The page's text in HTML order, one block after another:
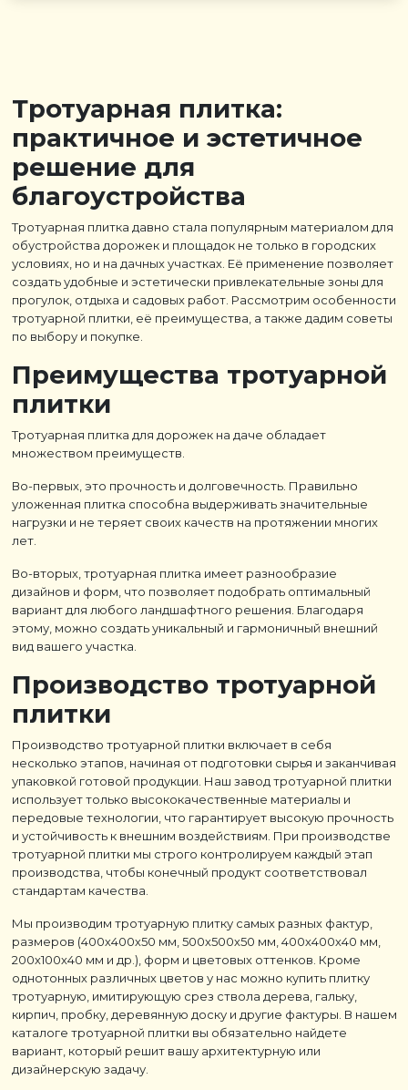
Тротуарная плитка:
практичное и эстетичное
решение для
благоустройства
Тротуарная плитка давно стала популярным материалом для
обустройства дорожек и площадок не только в городских
условиях, но и на дачных участках. Её применение позволяет
создать удобные и эстетически привлекательные зоны для
прогулок, отдыха и садовых работ. Рассмотрим особенности
тротуарной плитки, её преимущества, а также дадим советы
по выбору и покупке.
Преимущества тротуарной
плитки
Тротуарная плитка для дорожек на даче обладает
множеством преимуществ.
Во-первых, это прочность и долговечность. Правильно
уложенная плитка способна выдерживать значительные
нагрузки и не теряет своих качеств на протяжении многих
лет.
Во-вторых, тротуарная плитка имеет разнообразие
дизайнов и форм, что позволяет подобрать оптимальный
вариант для любого ландшафтного решения. Благодаря
этому, можно создать уникальный и гармоничный внешний
вид вашего участка.
Производство тротуарной
плитки
Производство тротуарной плитки включает в себя
несколько этапов, начиная от подготовки сырья и заканчивая
упаковкой готовой продукции. Наш завод тротуарной плитки
использует только высококачественные материалы и
передовые технологии, что гарантирует высокую прочность
и устойчивость к внешним воздействиям. При производстве
тротуарной плитки мы строго контролируем каждый этап
производства, чтобы конечный продукт соответствовал
стандартам качества.
Мы производим тротуарную плитку самых разных фактур,
размеров (400х400х50 мм, 500х500х50 мм, 400х400х40 мм,
200х100х40 мм и др.), форм и цветовых оттенков. Кроме
однотонных различных цветов у нас можно купить плитку
тротуарную, имитирующую срез ствола дерева, гальку,
кирпич, пробку, деревянную доску и другие фактуры. В нашем
каталоге тротуарной плитки вы обязательно найдете
вариант, который решит вашу архитектурную или
дизайнерскую задачу.